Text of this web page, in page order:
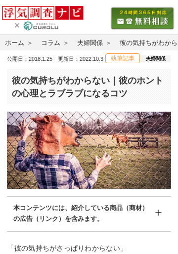
ホーム コラム 夫婦関係 彼の気持ちがわか
公開日：2018.1.25 更新日：2022.10.3 執筆記事 夫婦関係
彼の気持ちがわからない｜彼のホント
の心理とラブラブになるコツ
本コンテンツには、紹介している商品（商材）
の広告（リンク）を含みます。
「彼の気持ちがさっぱりわからない」